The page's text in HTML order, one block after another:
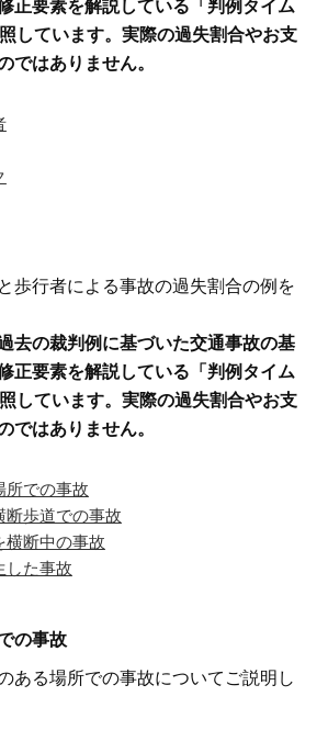
正要素を解説している「判例タイム
しています。実際の過失割合やお支
ではありません。
歩行者による事故の過失割合の例を
去の裁判例に基づいた交通事故の基
正要素を解説している「判例タイム
しています。実際の過失割合やお支
ではありません。
所での事故
断歩道での事故
横断中の事故
した事故
の事故
ある場所での事故についてご説明し